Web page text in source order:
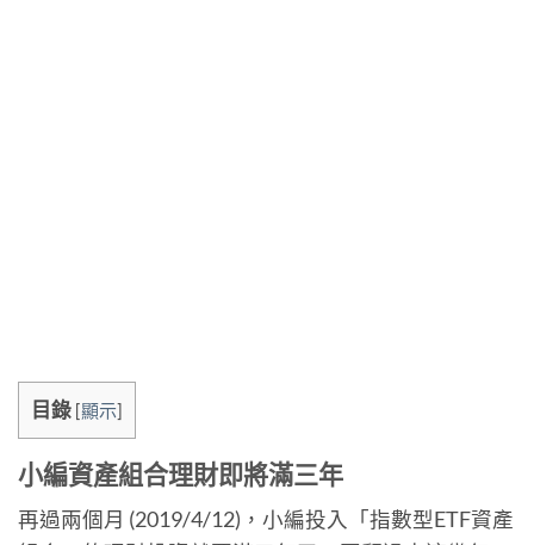
目錄 [顯示]
小編資產組合理財即將滿三年
再過兩個月 (2019/4/12)，小編投入「指數型ETF資產